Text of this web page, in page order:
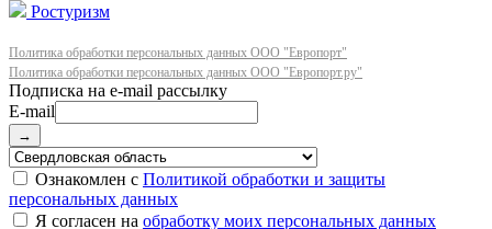
Ростуризм
Политика обработки персональных данных ООО "Европорт"
Политика обработки персональных данных ООО "Европорт.ру"
E-mail
→
Ознакомлен с Политикой обработки и защиты
персональных данных
Я согласен на обработку моих персональных данных